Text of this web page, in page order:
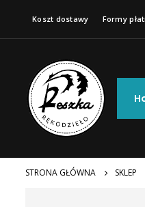
Koszt dostawy Formy
STRONA GŁÓWNA SKLEP